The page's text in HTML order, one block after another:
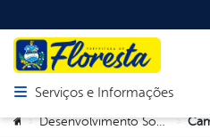
Abrir menu principal de
Serviços e Informações
Você está aqui:
> Desenvolvimento Social e Trabalho >